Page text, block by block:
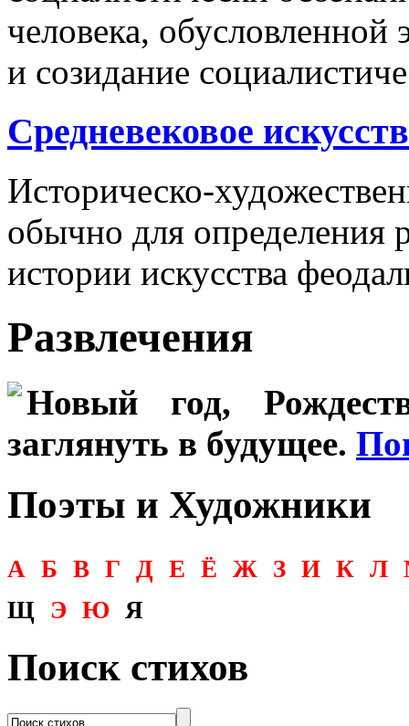
человека, обусловленной
и созидание
Средневековое
Историческо-
обычно для определения
истории искусства
Развлечения
Новый год,
заглянуть в будущее.
Поэты и Художники
А Б В Г Д Е Ё Ж З И К Л
Щ Э Ю Я
Поиск стихов